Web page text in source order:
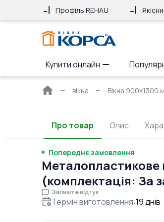
Профіль REHAU
Купити онлайн
Головна
вікна Вікна 900x1300
Про товар Опис
Попереднє замовлення
Металопластикове
(комплектація: За
Залиште відгук
Термін виготовлення:19днів